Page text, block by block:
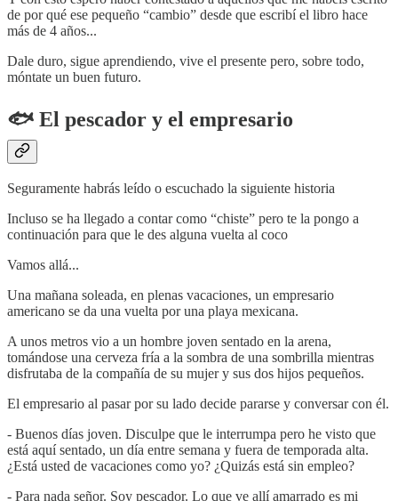
de por qué ese pequeño “cambio” desde que escribí el libro hace
más de 4 años...
Dale duro, sigue aprendiendo, vive el presente pero, sobre todo,
móntate un buen futuro.
🐟 El pescador y el empresario
Seguramente habrás leído o escuchado la siguiente historia
Incluso se ha llegado a contar como “chiste” pero te la pongo a
continuación para que le des alguna vuelta al coco
Vamos allá...
Una mañana soleada, en plenas vacaciones, un empresario
americano se da una vuelta por una playa mexicana.
A unos metros vio a un hombre joven sentado en la arena,
tomándose una cerveza fría a la sombra de una sombrilla mientras
disfrutaba de la compañía de su mujer y sus dos hijos pequeños.
El empresario al pasar por su lado decide pararse y conversar con él.
- Buenos días joven. Disculpe que le interrumpa pero he visto que
está aquí sentado, un día entre semana y fuera de temporada alta.
¿Está usted de vacaciones como yo? ¿Quizás está sin empleo?
- Para nada señor. Soy pescador. Lo que ve allí amarrado es mi